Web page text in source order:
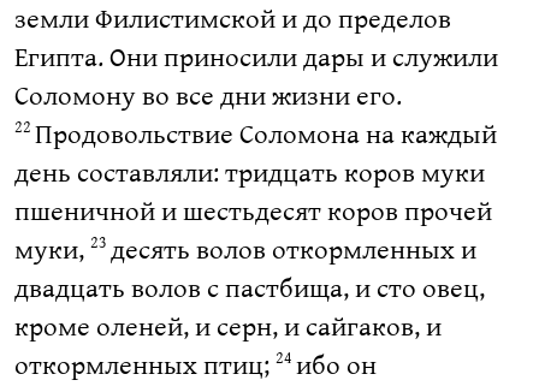
земли Филистимской и до пределов
Египта. Они приносили дары и служили
Соломону во все дни жизни его.
22 Продовольствие Соломона на каждый
день составляли: тридцать коров муки
пшеничной и шестьдесят коров прочей
муки, 23 десять волов откормленных и
двадцать волов с пастбища, и сто овец,
кроме оленей, и серн, и сайгаков, и
откормленных птиц; 24 ибо он